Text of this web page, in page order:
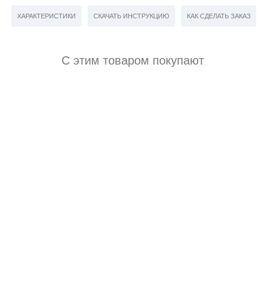
ХАРАКТЕРИСТИКИ СКАЧАТЬ ИНСТРУКЦИЮ КАК СДЕЛАТЬ ЗАКАЗ
С этим товаром покупают